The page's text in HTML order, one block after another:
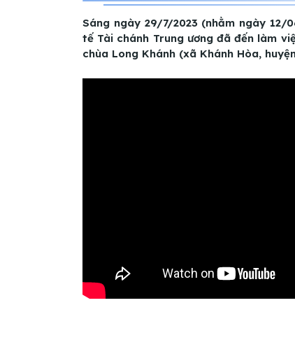
Sáng ngày 29/7/2023 (nhằm ngày 12/
tế Tài chánh Trung ương đã đến làm
chùa Long Khánh (xã Khánh Hòa,